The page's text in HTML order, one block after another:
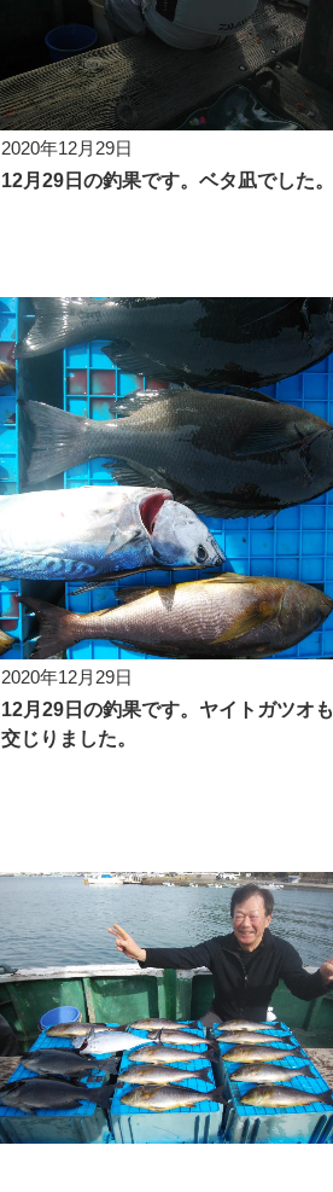
2020年12月29日
12月29日の釣果です。ベタ凪でした。
2020年12月29日
12月29日の釣果です。ヤイトガツオも
交じりました。